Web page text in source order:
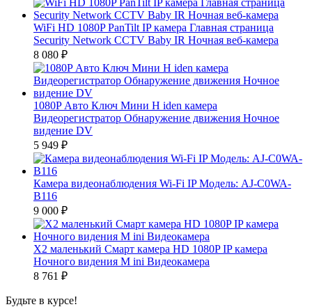
WiFi HD 1080P PanTilt IP камера Главная страница
Security Network CCTV Baby IR Ночная веб-камера
8 080 ₽
1080P Авто Ключ Мини H iden камера
Видеорегистратор Обнаружение движения Ночное
видение DV
5 949 ₽
Камера видеонаблюдения Wi-Fi IP Модель: AJ-C0WA-
B116
9 000 ₽
X2 маленький Смарт камера HD 1080P IP камера
Ночного видения M ini Видеокамера
8 761 ₽
Будьте в курсе!